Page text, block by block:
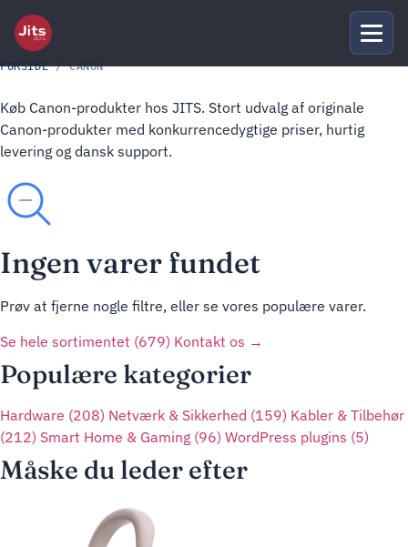
FORSIDE/ CANON
Køb Canon-produkter hos JITS. Stort udvalg af originale
Canon-produkter med konkurrencedygtige priser, hurtig
levering og dansk support.
Ingen varer fundet
Prøv at fjerne nogle filtre, eller se vores populære varer.
Se hele sortimentet (679) Kontakt os →
Populære kategorier
Hardware (208) Netværk & Sikkerhed (159) Kabler & Tilbehør
(212) Smart Home & Gaming (96) WordPress plugins (5)
Måske du leder efter